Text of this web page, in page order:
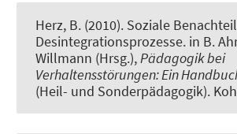
Herz, B. (2010). Soziale
Desintegrationsprozesse. in B.
Willmann (Hrsg.), Pädagogik bei
Verhaltensstörungen: Ein
(Heil- und Sonderpädagogik).